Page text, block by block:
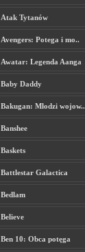
Atak Tytanów
Avengers: Potega i mo..
Awatar: Legenda Aanga
Baby Daddy
Bakugan: Mlodzi wojow..
Banshee
Baskets
Battlestar Galactica
Bedlam
Believe
Ben 10: Obca potęga